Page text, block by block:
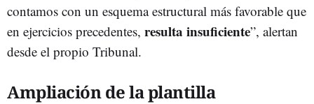
contamos con un esquema estructural más favorable que
en ejercicios precedentes, resulta insuficiente”, alertan
desde el propio Tribunal.
Ampliación de la plantilla